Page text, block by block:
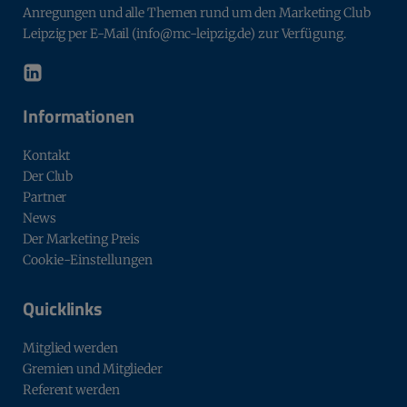
Anregungen und alle Themen rund um den Marketing Club
Leipzig per E-Mail (info@mc-leipzig.de) zur Verfügung.
Informationen
Kontakt
Der Club
Partner
News
Der Marketing Preis
Cookie-Einstellungen
Quicklinks
Mitglied werden
Gremien und Mitglieder
Referent werden